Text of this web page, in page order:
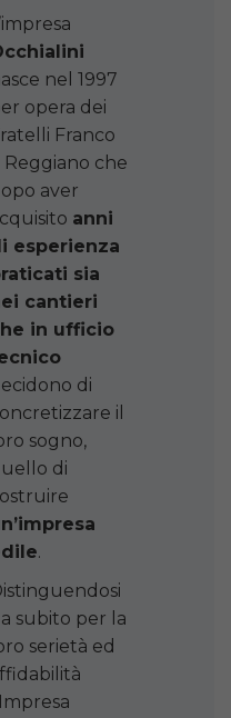
nel 1997
opera dei
Franco
Reggiano che
aver
anni
esperienza
sia
cantieri
in ufficio
di
il
sogno,
di
.
subito per la
serietà ed